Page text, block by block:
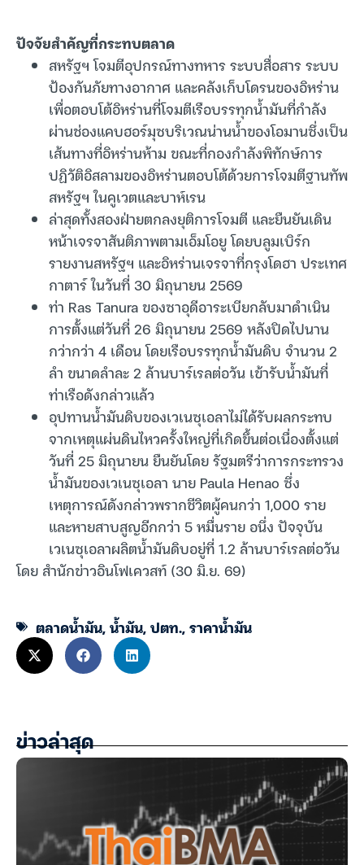
ปัจจัยสำคัญที่กระทบตลาด
สหรัฐฯ โจมตีอุปกรณ์ทางทหาร ระบบสื่อสาร ระบบ
ป้องกันภัยทางอากาศ และคลังเก็บโดรนของอิหร่าน
เพื่อตอบโต้อิหร่านที่โจมตีเรือบรรทุกน้ำมันที่กำลัง
ผ่านช่องแคบฮอร์มุซบริเวณน่านน้ำของโอมานซึ่งเป็น
เส้นทางที่อิหร่านห้าม ขณะที่กองกำลังพิทักษ์การ
ปฏิวัติอิสลามของอิหร่านตอบโต้ด้วยการโจมตีฐานทัพ
สหรัฐฯ ในคูเวตและบาห์เรน
ล่าสุดทั้งสองฝ่ายตกลงยุติการโจมตี และยืนยันเดิน
หน้าเจรจาสันติภาพตามเอ็มโอยู โดยบลูมเบิร์ก
รายงานสหรัฐฯ และอิหร่านเจรจาที่กรุงโดฮา ประเทศ
กาตาร์ ในวันที่ 30 มิถุนายน 2569
ท่า Ras Tanura ของซาอุดีอาระเบียกลับมาดำเนิน
การตั้งแต่วันที่ 26 มิถุนายน 2569 หลังปิดไปนาน
กว่ากว่า 4 เดือน โดยเรือบรรทุกน้ำมันดิบ จำนวน 2
ลำ ขนาดลำละ 2 ล้านบาร์เรลต่อวัน เข้ารับน้ำมันที่
ท่าเรือดังกล่าวแล้ว
อุปทานน้ำมันดิบของเวเนซุเอลาไม่ได้รับผลกระทบ
จากเหตุแผ่นดินไหวครั้งใหญ่ที่เกิดขึ้นต่อเนื่องตั้งแต่
วันที่ 25 มิถุนายน ยืนยันโดย รัฐมตรีว่าการกระทรวง
น้ำมันของเวเนซุเอลา นาย Paula Henao ซึ่ง
เหตุการณ์ดังกล่าวพรากชีวิตผู้คนกว่า 1,000 ราย
และหายสาบสูญอีกกว่า 5 หมื่นราย อนึ่ง ปัจจุบัน
เวเนซุเอลาผลิตน้ำมันดิบอยู่ที่ 1.2 ล้านบาร์เรลต่อวัน
โดย สำนักข่าวอินโฟเควสท์ (30 มิ.ย. 69)
ตลาดน้ำมัน,น้ำมัน,ปตท.,ราคาน้ำมัน
ข่าวล่าสุด